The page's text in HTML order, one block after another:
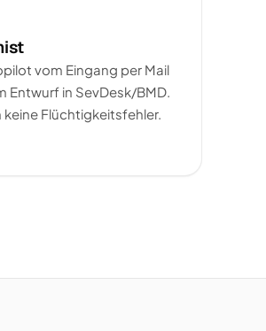
vom Eingang per Mail
Entwurf in SevDesk/BMD.
Flüchtigkeitsfehler.